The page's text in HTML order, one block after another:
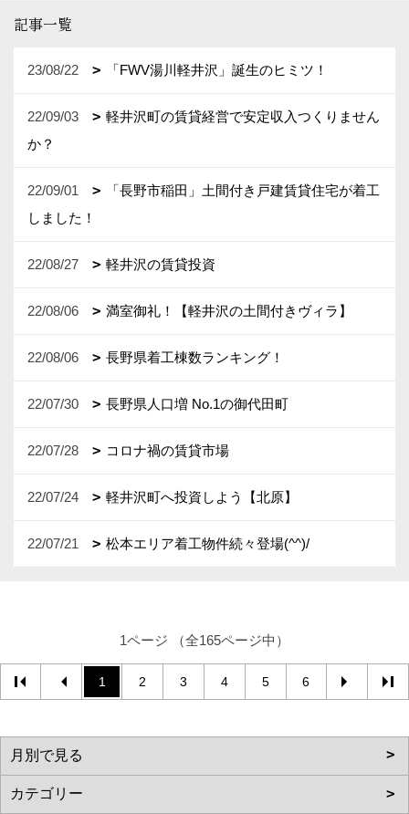
記事一覧
23/08/22 「FWV湯川軽井沢」誕生のヒミツ！
22/09/03
軽井沢町の賃貸経営で安定収入つくりません
か？
22/09/01
「長野市稲田」土間付き戸建賃貸住宅が着工
しました！
22/08/27 軽井沢の賃貸投資
22/08/06 満室御礼！【軽井沢の土間付きヴィラ】
22/08/06 長野県着工棟数ランキング！
22/07/30 長野県人口増 No.1の御代田町
22/07/28 コロナ禍の賃貸市場
22/07/24 軽井沢町へ投資しよう【北原】
22/07/21 松本エリア着工物件続々登場(^^)/
1ページ （全165ページ中）
1 2 3 4 5 6